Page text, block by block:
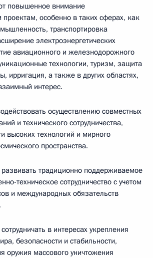
повышенное внимание
проектам, особенно в таких сферах, как
транспортировка
электроэнергетических
авиационного и железнодорожного
технологии, туризм, защита
ирригация, а также в других областях,
интерес.
осуществлению совместных
и технического сотрудничества,
высоких технологий и мирного
пространства.
развивать традиционно поддерживаемое
техническое сотрудничество с учетом
и международных обязательств
в интересах укрепления
безопасности и стабильности,
оружия массового уничтожения